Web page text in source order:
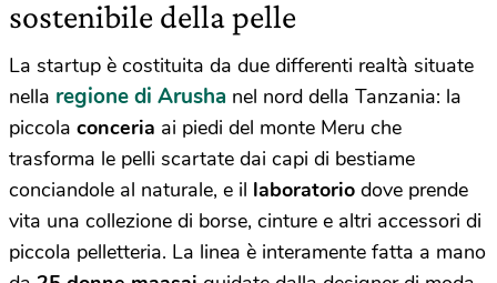
sostenibile della pelle
La startup è costituita da due differenti realtà situate
nella regione di Arusha nel nord della Tanzania: la
piccola conceria ai piedi del monte Meru che
trasforma le pelli scartate dai capi di bestiame
conciandole al naturale, e il laboratorio dove prende
vita una collezione di borse, cinture e altri accessori di
piccola pelletteria. La linea è interamente fatta a mano